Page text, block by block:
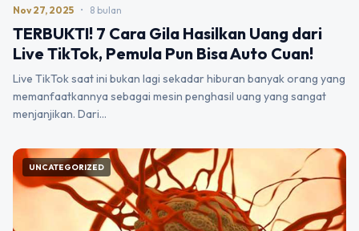
Nov 27, 2025 • 8 bulan
TERBUKTI! 7 Cara Gila Hasilkan Uang dari
Live TikTok, Pemula Pun Bisa Auto Cuan!
Live TikTok saat ini bukan lagi sekadar hiburan banyak orang yang
memanfaatkannya sebagai mesin penghasil uang yang sangat
menjanjikan. Dari…
UNCATEGORIZED